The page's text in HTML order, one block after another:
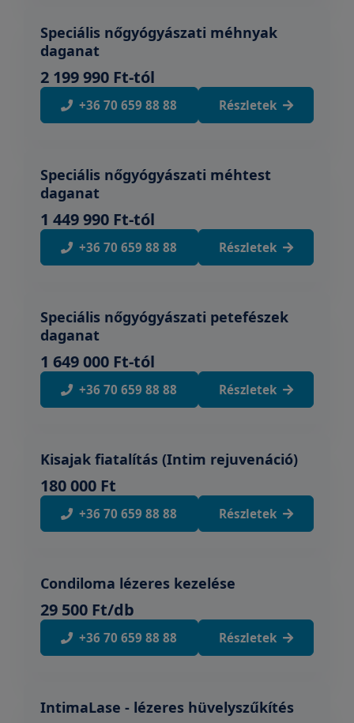
Speciális nőgyógyászati méhnyak
daganat
2 199 990 Ft-tól
+36 70 659 88 88 Részletek
Speciális nőgyógyászati méhtest
daganat
1 449 990 Ft-tól
+36 70 659 88 88 Részletek
Speciális nőgyógyászati petefészek
daganat
1 649 000 Ft-tól
+36 70 659 88 88 Részletek
Kisajak fiatalítás (Intim rejuvenáció)
180 000 Ft
+36 70 659 88 88 Részletek
Condiloma lézeres kezelése
29 500 Ft/db
+36 70 659 88 88 Részletek
IntimaLase - lézeres hüvelyszűkítés